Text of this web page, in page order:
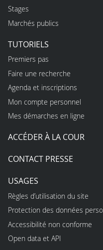
Stages
Marchés publics
TUTORIELS
Premiers pas
Faire une recherche
Agenda et inscriptions
Mon compte personnel
Mes démarches en ligne
ACCÉDER À LA COUR
CONTACT PRESSE
USAGES
Règles d’utilisation du site
Protection des données
Accessibilité non conforme
Open data et API